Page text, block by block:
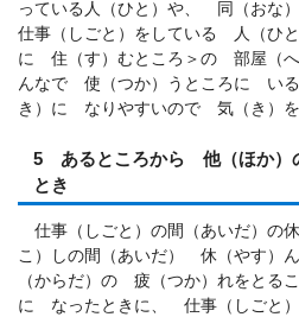
っている人（ひと）や、 同（おな
仕事（しごと）をしている 人（ひ
に 住（す）むところ＞の 部屋（
んなで 使（つか）うところに い
き）に なりやすいので 気（き）を
5 あるところから 他（ほか）
とき
仕事（しごと）の間（あいだ）の
こ）しの間（あいだ） 休（やす
（からだ）の 疲（つか）れをとる
に なったときに、 仕事（しごと